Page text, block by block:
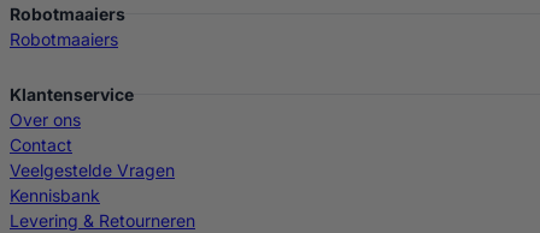
Robotmaaiers
Robotmaaiers
Klantenservice
Over ons
Contact
Veelgestelde Vragen
Kennisbank
Levering & Retourneren